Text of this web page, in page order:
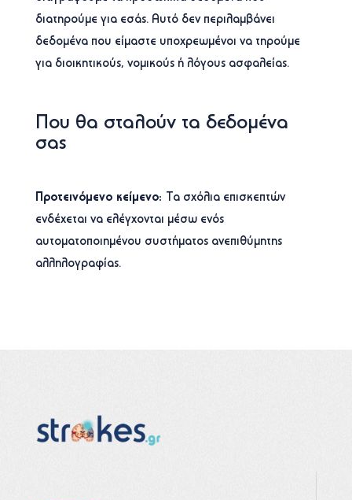
διατηρούμε για εσάς. Αυτό δεν περιλαμβάνει
δεδομένα που είμαστε υποχρεωμένοι να τηρούμε
για διοικητικούς, νομικούς ή λόγους ασφαλείας.
Που θα σταλούν τα δεδομένα
σας
Προτεινόμενο κείμενο: Τα σχόλια επισκεπτών
ενδέχεται να ελέγχονται μέσω ενός
αυτοματοποιημένου συστήματος ανεπιθύμητης
αλληλογραφίας.